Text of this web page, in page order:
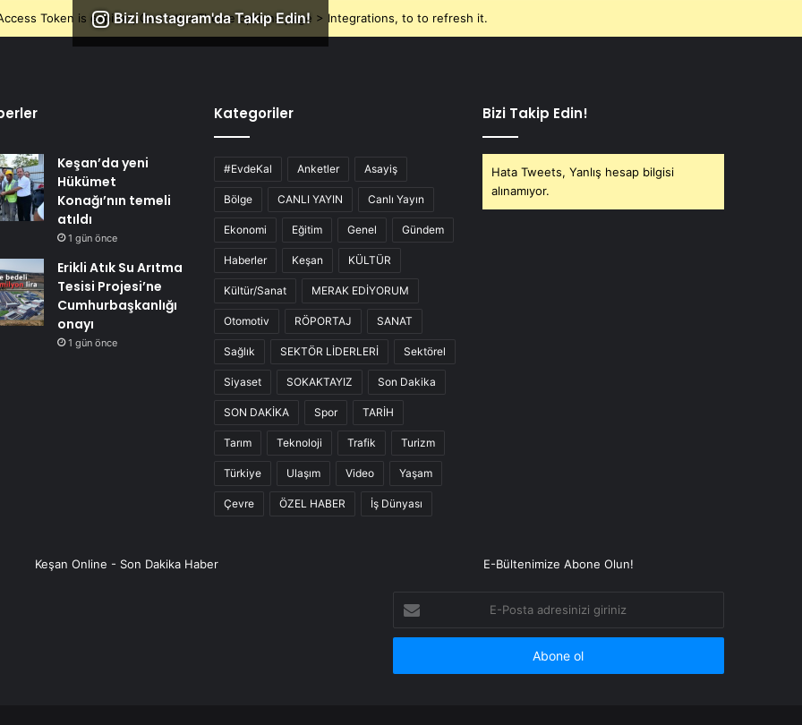
Bizi Instagram'da Takip Edin!
Token is expired, Go to the Theme options page > Integrations, to to refresh it.
Keşan’da yeni
Hükümet
Konağı’nın temeli
atıldı
1 gün önce
Erikli Atık Su Arıtma
Tesisi Projesi’ne
Cumhurbaşkanlığı
onayı
1 gün önce
Kategoriler
#EvdeKal Anketler Asayiş
Bölge CANLI YAYIN Canlı Yayın
Ekonomi Eğitim Genel Gündem
Haberler Keşan KÜLTÜR
Kültür/Sanat MERAK EDİYORUM
Otomotiv RÖPORTAJ SANAT
Sağlık SEKTÖR LİDERLERİ Sektörel
Siyaset SOKAKTAYIZ Son Dakika
SON DAKİKA Spor TARİH
Tarım Teknoloji Trafik Turizm
Türkiye Ulaşım Video Yaşam
Çevre ÖZEL HABER İş Dünyası
Bizi Takip Edin!
Hata Tweets, Yanlış hesap bilgisi
alınamıyor.
Keşan Online - Son Dakika Haber E-Bültenimize Abone Olun!
Posta
adresinizi